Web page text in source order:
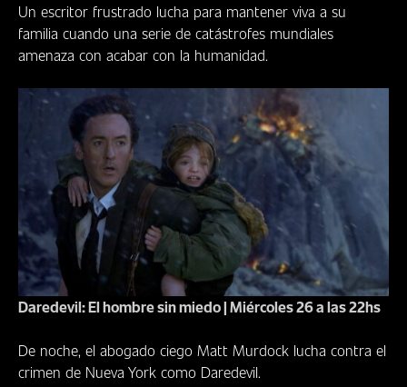
Un escritor frustrado lucha para mantener viva a su
familia cuando una serie de catástrofes mundiales
amenaza con acabar con la humanidad.
Daredevil: El hombre sin miedo | Miércoles 26 a las 22hs
De noche, el abogado ciego Matt Murdock lucha contra el
crimen de Nueva York como Daredevil.